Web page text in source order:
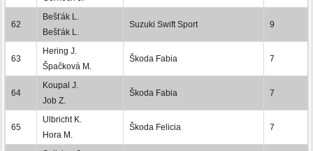
62
Bešťák L.
Bešťák L.
Suzuki Swift Sport 9
63
Hering J.
Špačková M.
Škoda Fabia 7
64
Koupal J.
Job Z.
Škoda Fabia 7
65
Ulbricht K.
Hora M.
Škoda Felicia 7